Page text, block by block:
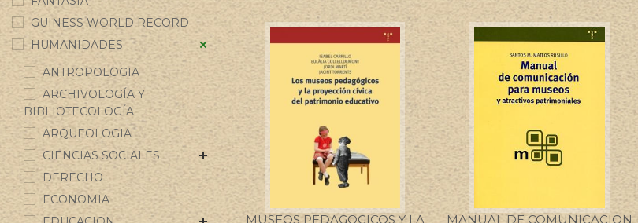
GUINESS WORLD RECORD
HUMANIDADES
ANTROPOLOGIA
ARCHIVOLOGÍA Y
BIBLIOTECOLOGÍA
ARQUEOLOGIA
CIENCIAS SOCIALES
DERECHO
ECONOMIA
MUSEOS PEDAGOGICOS Y LA
MANUAL DE COMUNICACION